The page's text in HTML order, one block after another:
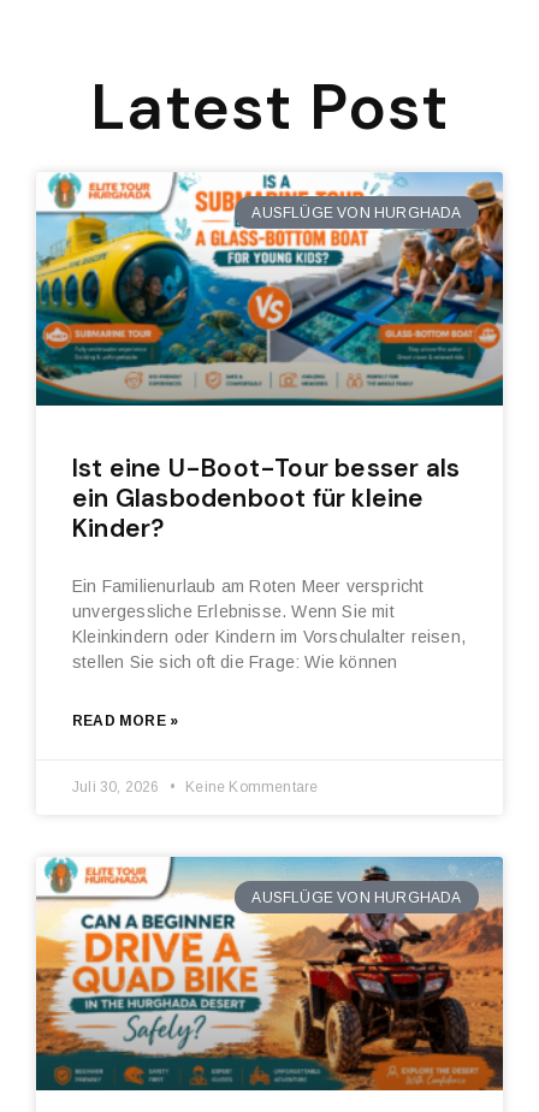
Latest Post
AUSFLÜGE VON HURGHADA
Ist eine U-Boot-Tour besser als
ein Glasbodenboot für kleine
Kinder?
Ein Familienurlaub am Roten Meer verspricht
unvergessliche Erlebnisse. Wenn Sie mit
Kleinkindern oder Kindern im Vorschulalter reisen,
stellen Sie sich oft die Frage: Wie können
READ MORE »
Juli 30, 2026 Keine Kommentare
AUSFLÜGE VON HURGHADA